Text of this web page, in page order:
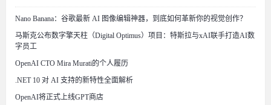
Nano Banana：谷歌最新 AI 图像编辑神器，到底如何革新你的视觉创作？
马斯克公布数字擎天柱（Digital Optimus）项目：特斯拉与xAI联手打造AI数
字员工
OpenAI CTO Mira Murati的个人履历
.NET 10 对 AI 支持的新特性全面解析
OpenAI将正式上线GPT商店